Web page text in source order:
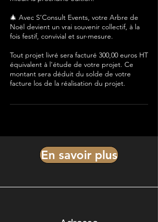
🎄 Avec S’Consult Events, votre Arbre de
Noël devient un vrai souvenir collectif, à la
fois festif, convivial et sur-mesure.
Tout projet livré sera facturé 300,00 euros HT
équivalent à l'étude de votre projet. Ce
montant sera déduit du solde de votre
facture los de la réalisation du projet.
En savoir plus